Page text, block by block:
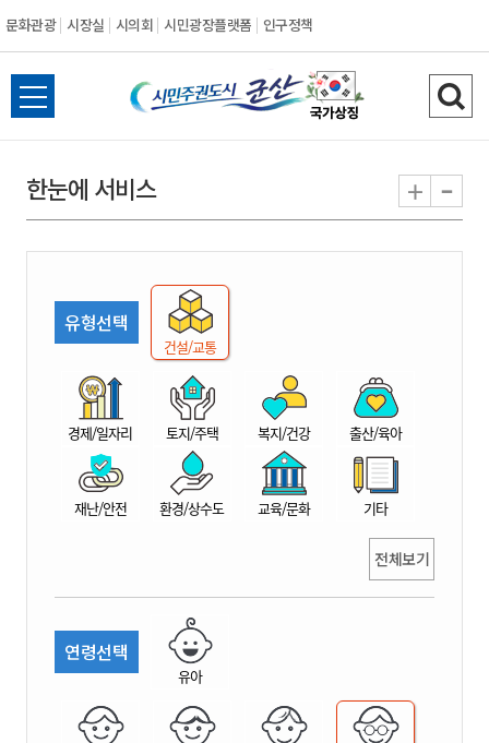
문화관광 시장실 시의회 시민광장플랫폼 인구정책
시
민
권
도
시
산
전
체
뉴
열
검
색
기
한눈에 서비스 + -
유형선택
건설/교통
경제/일자리 토지/주택 복지/건강 출산/육아
재난/안전 환경/상수도 교육/문화 기타
전체보기
연령선택
유아